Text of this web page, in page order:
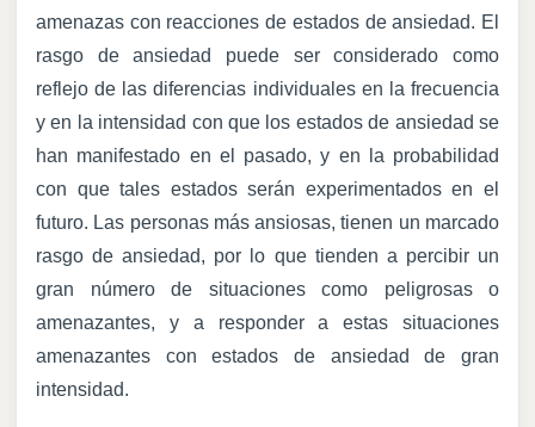
amenazas con reacciones de estados de ansiedad. El
rasgo de ansiedad puede ser considerado como
reflejo de las diferencias individuales en la frecuencia
y en la intensidad con que los estados de ansiedad se
han manifestado en el pasado, y en la probabilidad
con que tales estados serán experimentados en el
futuro. Las personas más ansiosas, tienen un marcado
rasgo de ansiedad, por lo que tienden a percibir un
gran número de situaciones como peligrosas o
amenazantes, y a responder a estas situaciones
amenazantes con estados de ansiedad de gran
intensidad.